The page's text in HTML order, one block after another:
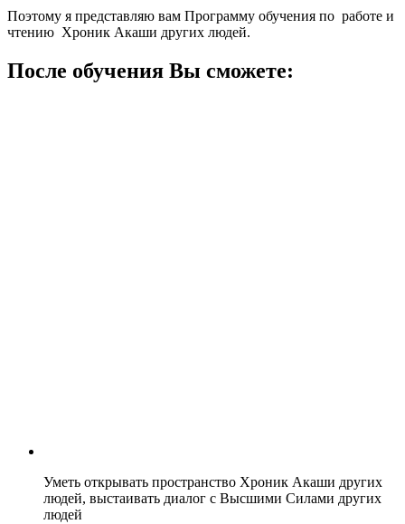
Поэтому я представляю вам Программу обучения по работе и
чтению Хроник Акаши других людей.
После обучения Вы сможете:
Уметь открывать пространство Хроник Акаши других
людей, выстаивать диалог с Высшими Силами других
людей